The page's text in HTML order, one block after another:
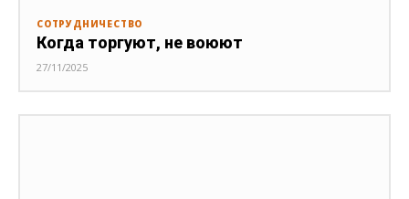
СОТРУДНИЧЕСТВО
Когда торгуют, не воюют
27/11/2025